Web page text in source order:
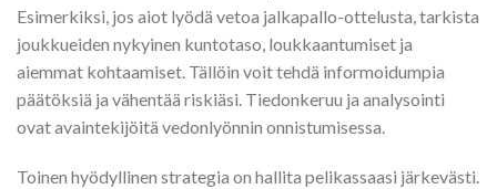
Esimerkiksi, jos aiot lyödä vetoa jalkapallo-ottelusta, tarkista
joukkueiden nykyinen kuntotaso, loukkaantumiset ja
aiemmat kohtaamiset. Tällöin voit tehdä informoidumpia
päätöksiä ja vähentää riskiäsi. Tiedonkeruu ja analysointi
ovat avaintekijöitä vedonlyönnin onnistumisessa.
Toinen hyödyllinen strategia on hallita pelikassaasi järkevästi.